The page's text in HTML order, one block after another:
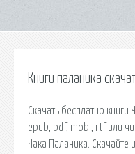
Книги паланика
Скачать бесплатно
epub, pdf, mobi, rtf или
Чака Паланика. Скачайте